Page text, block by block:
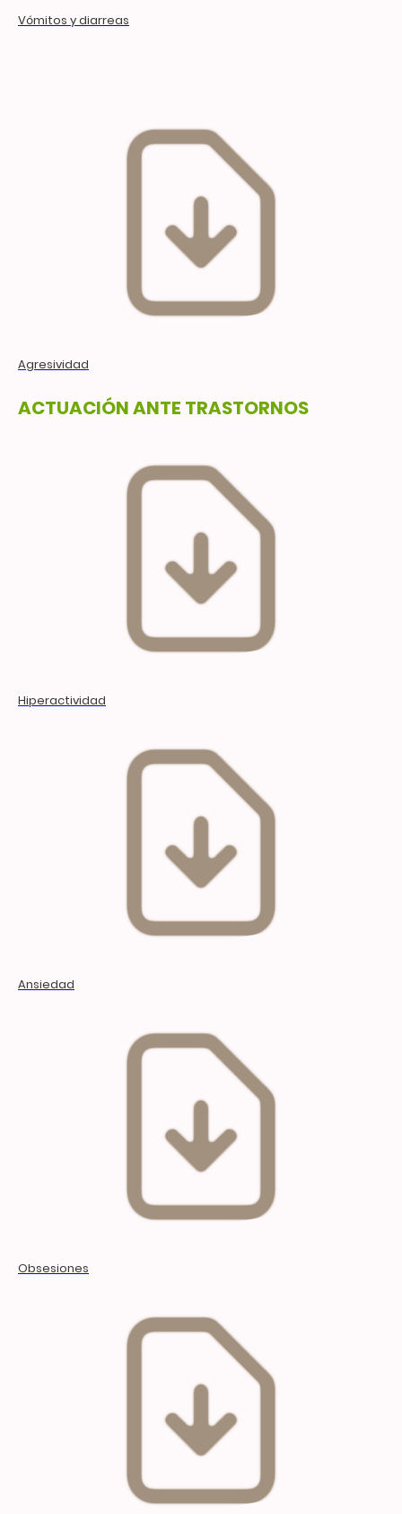
Vómitos y diarreas
Agresividad
ACTUACIÓN ANTE TRASTORNOS
Hiperactividad
Ansiedad
Obsesiones